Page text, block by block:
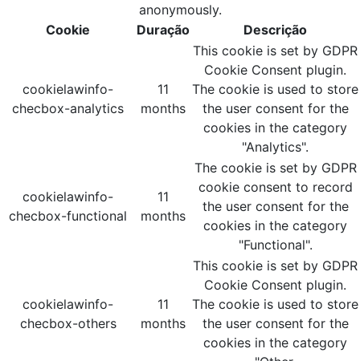
anonymously.
Cookie
Duração Descrição
cookielawinfo-
checbox-analytics
11
months
This cookie is set by GDPR
Cookie Consent plugin.
The cookie is used to store
the user consent for the
cookies in the category
"Analytics".
cookielawinfo-
checbox-functional
11
months
The cookie is set by GDPR
cookie consent to record
the user consent for the
cookies in the category
"Functional".
cookielawinfo-
checbox-others
11
months
This cookie is set by GDPR
Cookie Consent plugin.
The cookie is used to store
the user consent for the
cookies in the category